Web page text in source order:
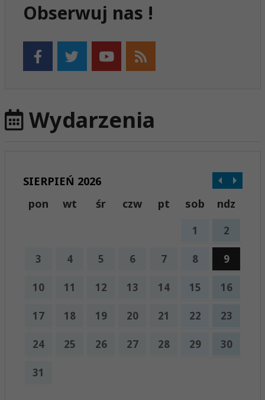
Obserwuj nas !
Wydarzenia
SIERPIEŃ 2026
pon
wt śr czw pt sob ndz
1 2
3 4 5 6 7 8 9
10 11 12 13 14 15 16
17 18 19 20 21 22 23
24 25 26 27 28 29 30
31